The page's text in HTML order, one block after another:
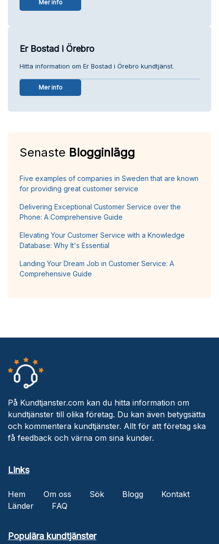
Mer info
Er Bostad i Örebro
Hitta information om Er Bostad i Örebro kundtjänst.
Mer info
Senaste Blogginlägg
Five examples of companies in Sweden that are known
for providing great customer service
Delivering Exceptional Customer Service over the
Phone: A Comprehensive Guide
Elevating Your Customer Service with a Knowledge
Database: Why It's Essential
Landing Your Dream Job in Customer Service: A
Comprehensive Guide
På Kundtjanster.com kan du hitta information om
kundtjänster till olika företag. Du kan även betygsätta
och kommentera kundtjänster. Allt för att företag ska
få feedback och värna om sina kunder.
Links
Hem Om oss Sök Blogg
Kontakt
Länder
FAQ
Populära kundtjänster